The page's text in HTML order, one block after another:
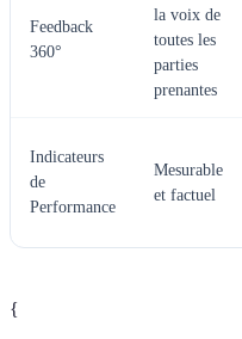
Feedback
360°
la voix de
toutes les
parties
prenantes
Indicateurs
de
Performance
Mesurable
et factuel
{